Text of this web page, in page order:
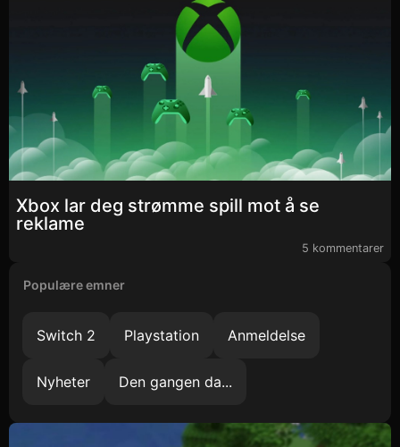
Xbox lar deg strømme spill mot å se
reklame
5 kommentarer
Populære emner
Switch 2 Playstation Anmeldelse
Nyheter Den gangen da...